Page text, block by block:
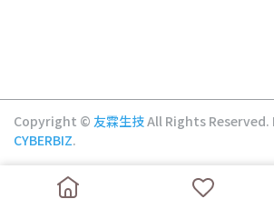
Copyright © 友霖生技All Rights Reserved.
CYBERBIZ.